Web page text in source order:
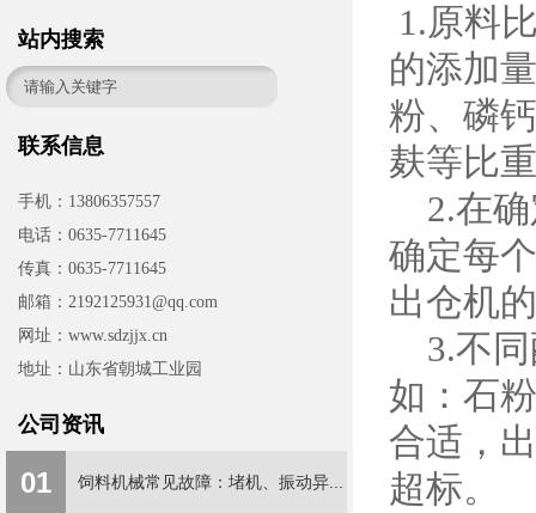
站内搜索
联系信息
手机：13806357557
电话：0635-7711645
传真：0635-7711645
邮箱：2192125931@qq.com
网址：www.sdzjjx.cn
地址：山东省朝城工业园
公司资讯
01 饲料机械常见故障：堵机、振动异...
1.原料
的添加
粉、磷
麸等比
2.在确
确定每个
出仓机
3.不同
如：石
合适，
超标。